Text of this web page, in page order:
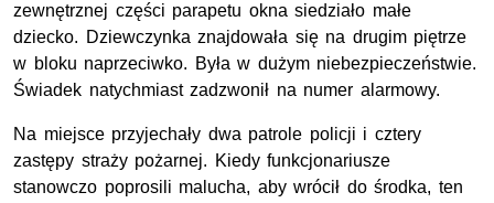
zewnętrznej części parapetu okna siedziało małe
dziecko. Dziewczynka znajdowała się na drugim piętrze
w bloku naprzeciwko. Była w dużym niebezpieczeństwie.
Świadek natychmiast zadzwonił na numer alarmowy.
Na miejsce przyjechały dwa patrole policji i cztery
zastępy straży pożarnej. Kiedy funkcjonariusze
stanowczo poprosili malucha, aby wrócił do środka, ten